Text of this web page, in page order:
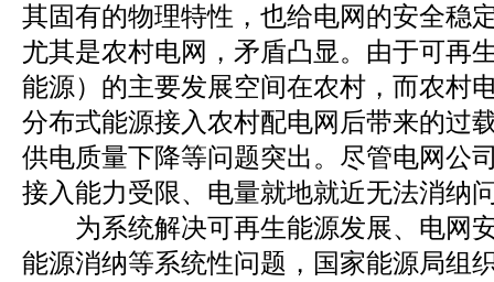
其固有的物理特性，也给电网的安全稳
尤其是农村电网，矛盾凸显。由于可再
能源）的主要发展空间在农村，而农村
分布式能源接入农村配电网后带来的过
供电质量下降等问题突出。尽管电网公
接入能力受限、电量就地就近无法消纳
为系统解决可再生能源发展、电网
能源消纳等系统性问题，国家能源局组